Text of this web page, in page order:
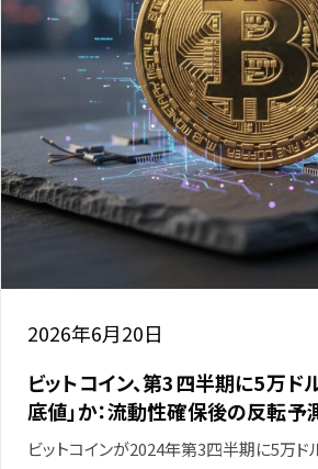
2026年6月20日
ビットコイン、第3四半期に5万ド
底値」か：流動性確保後の反転予
ビットコインが2024年第3四半期に5万ド